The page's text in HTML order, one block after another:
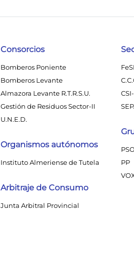
Consorcios
Bomberos Poniente
Bomberos Levante
Almazora Levante R.T.R.S.U.
Gestión de Residuos Sector-II
U.N.E.D.
Organismos autónomos
Instituto Almeriense de Tutela
Arbitraje de Consumo
Junta Arbitral Provincial
PP